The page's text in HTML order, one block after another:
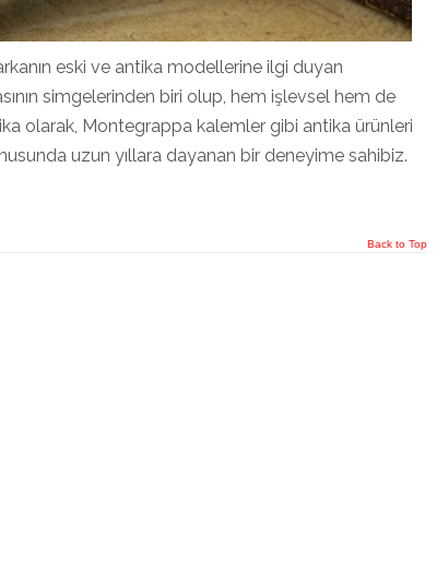
eski ve antika modellerine ilgi duyan
simgelerinden biri olup, hem işlevsel hem de
olarak, Montegrappa kalemler gibi antika ürünleri
uzun yıllara dayanan bir deneyime sahibiz.
Back to Top